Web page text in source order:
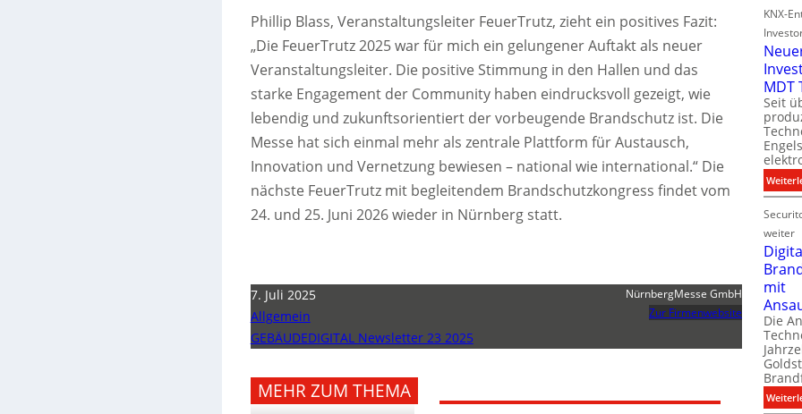
Phillip Blass, Veranstaltungsleiter FeuerTrutz, zieht ein positives Fazit:
„Die FeuerTrutz 2025 war für mich ein gelungener Auftakt als neuer
Veranstaltungsleiter. Die positive Stimmung in den Hallen und das
starke Engagement der Community haben eindrucksvoll gezeigt, wie
lebendig und zukunftsorientiert der vorbeugende Brandschutz ist. Die
Messe hat sich einmal mehr als zentrale Plattform für Austausch,
Innovation und Vernetzung bewiesen – national wie international.“ Die
nächste FeuerTrutz mit begleitendem Brandschutzkongress findet vom
24. und 25. Juni 2026 wieder in Nürnberg statt.
7. Juli 2025
Allgemein
GEBÄUDEDIGITAL Newsletter 23 2025
NürnbergMesse GmbH
Zur Firmenwebsite
MEHR ZUM THEMA
g
s
t
c
i
k
P
d
t
a
t
KNX-
MDT
Seit
weiter
mit
Die